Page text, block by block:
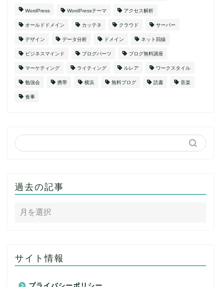
WordPress WordPressテーマ アクセス解析
オールドドメイン カッテネ クラウド サーバー
デザイン データ分析 ドメイン ネット回線
ビジネスマインド ブログパーツ ブログ無料講座
マーケティング ライティング ルレア ワークスタイル
勉強会 携帯 横浜 無料ブログ 読書 音楽
食事
過去の記事
サイト情報